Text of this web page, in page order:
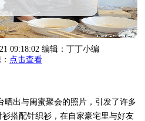
又松弛
09:18:02 编辑：丁丁小编
点击查看
晒出与闺蜜聚会的照片，引发了许多
搭配针织衫，在自家豪宅里与好友